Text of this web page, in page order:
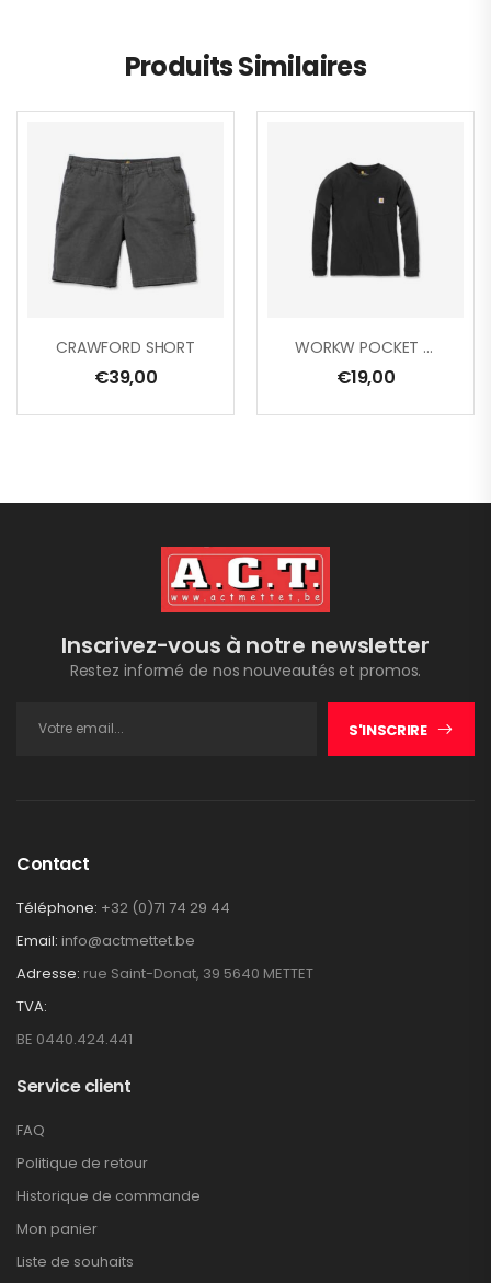
Produits Similaires
CRAWFORD SHORT
€39,00
WORKW POCKET L/S T-SHIRT
€19,00
Inscrivez-vous à notre newsletter
Restez informé de nos nouveautés et promos.
S'INSCRIRE
Contact
Téléphone: +32 (0)71 74 29 44
Email: info@actmettet.be
Adresse: rue Saint-Donat, 39 5640 METTET
TVA:
BE 0440.424.441
Service client
FAQ
Politique de retour
Historique de commande
Mon panier
Liste de souhaits